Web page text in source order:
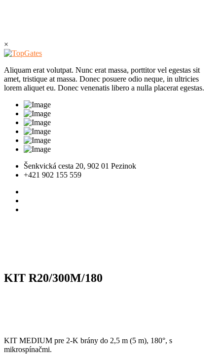
×
Aliquam erat volutpat. Nunc erat massa, porttitor vel egestas sit
amet, tristique at massa. Donec posuere odio neque, in ultricies
lorem aliquet eu. Donec venenatis libero a nulla placerat egestas.
Šenkvická cesta 20, 902 01 Pezinok
+421 902 155 559
KIT R20/300M/180
KIT MEDIUM pre 2-K brány do 2,5 m (5 m), 180°, s
mikrospínačmi.